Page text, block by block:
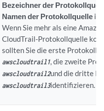
Bezeichner der
Namen der Protokollquelle
Wenn Sie mehr als eine
CloudTrail-Protokollquelle
sollten Sie die erste
awscloudtrail1, die zweite
awscloudtrail2und die dritte
awscloudtrail3identifizieren.